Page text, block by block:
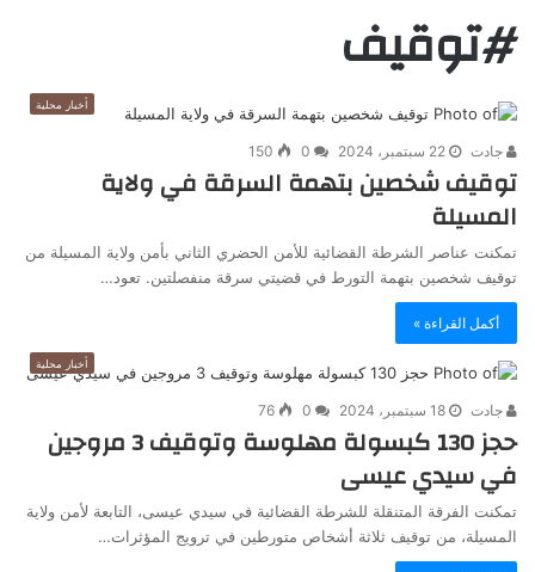
#توقيف
أخبار محلية
جادت 22 سبتمبر، 2024 0
150
توقيف شخصين بتهمة السرقة في ولاية
المسيلة
تمكنت عناصر الشرطة القضائية للأمن الحضري الثاني بأمن ولاية المسيلة من
توقيف شخصين بتهمة التورط في قضيتي سرقة منفصلتين. تعود…
أكمل القراءة »
أخبار محلية
جادت 18 سبتمبر، 2024 0
76
حجز 130 كبسولة مهلوسة وتوقيف 3 مروجين
في سيدي عيسى
تمكنت الفرقة المتنقلة للشرطة القضائية في سيدي عيسى، التابعة لأمن ولاية
المسيلة، من توقيف ثلاثة أشخاص متورطين في ترويج المؤثرات…